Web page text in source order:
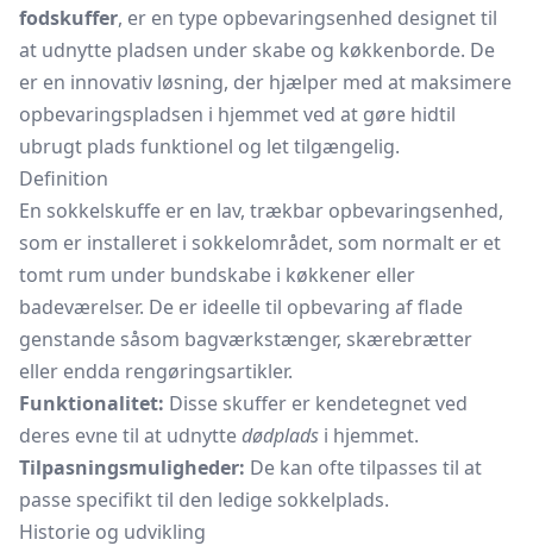
fodskuffer, er en type opbevaringsenhed designet til
at udnytte pladsen under skabe og køkkenborde. De
er en innovativ løsning, der hjælper med at maksimere
opbevaringspladsen i hjemmet ved at gøre hidtil
ubrugt plads funktionel og let tilgængelig.
Definition
En sokkelskuffe er en lav, trækbar opbevaringsenhed,
som er installeret i sokkelområdet, som normalt er et
tomt rum under bundskabe i køkkener eller
badeværelser. De er ideelle til opbevaring af flade
genstande såsom bagværkstænger, skærebrætter
eller endda rengøringsartikler.
Funktionalitet: Disse skuffer er kendetegnet ved
deres evne til at udnyttedødplads i hjemmet.
Tilpasningsmuligheder: De kan ofte tilpasses til at
passe specifikt til den ledige sokkelplads.
Historie og udvikling